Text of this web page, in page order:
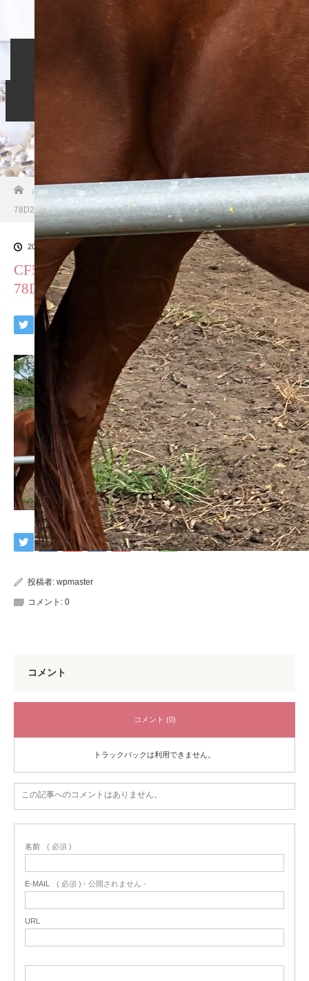
当相談所について
スタッフブログ
ホーム
ブログ一覧
CF552CC2-B401-4CDE-AA94-
78D2B4FAAAD1
2018.10.26
CF552CC2-B401-4CDE-AA94-
78D2B4FAAAD1
投稿者: wpmaster
コメント: 0
コメント
コメント (0)
トラックバックは利用できません。
この記事へのコメントはありません。
名前 ( 必須 )
E-MAIL ( 必須 ) - 公開されません -
URL